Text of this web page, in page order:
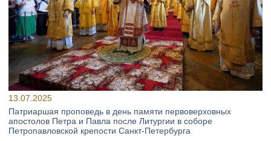
13.07.2025
Патриаршая проповедь в день памяти первоверховных
апостолов Петра и Павла после Литургии в соборе
Петропавловской крепости Санкт-Петербурга